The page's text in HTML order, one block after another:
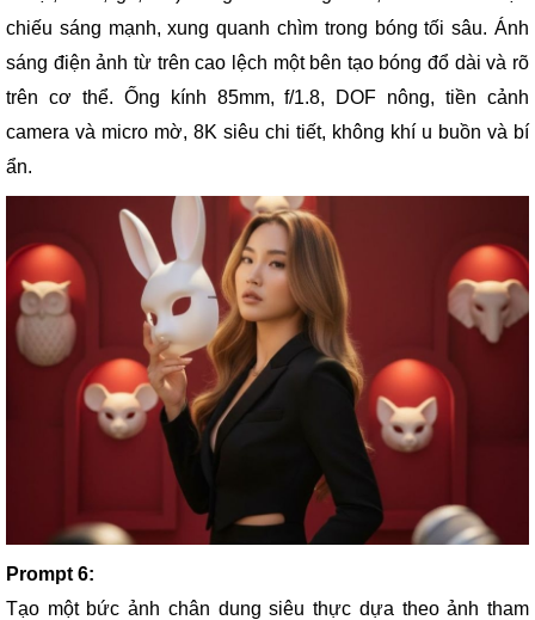
chiếu sáng mạnh, xung quanh chìm trong bóng tối sâu. Ánh
sáng điện ảnh từ trên cao lệch một bên tạo bóng đổ dài và rõ
trên cơ thể. Ống kính 85mm, f/1.8, DOF nông, tiền cảnh
camera và micro mờ, 8K siêu chi tiết, không khí u buồn và bí
ẩn.
Prompt 6:
Tạo một bức ảnh chân dung siêu thực dựa theo ảnh tham